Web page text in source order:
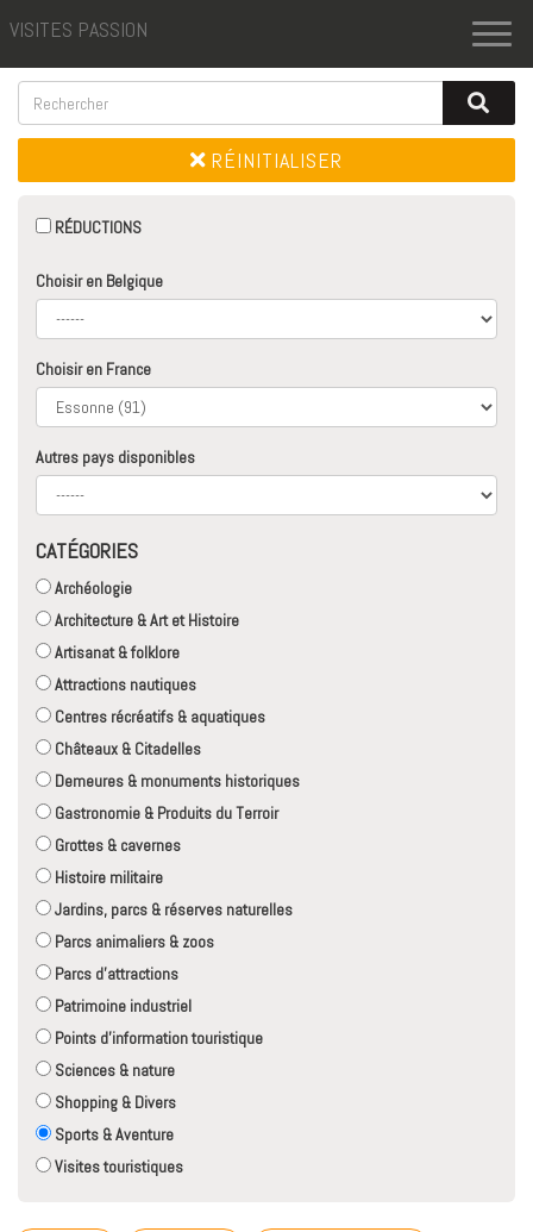
VISITES PASSION
RÉINITIALISER
RÉDUCTIONS
Choisir en Belgique
Choisir en France
Autres pays disponibles
CATÉGORIES
Archéologie
Architecture & Art et Histoire
Artisanat & folklore
Attractions nautiques
Centres récréatifs & aquatiques
Châteaux & Citadelles
Demeures & monuments historiques
Gastronomie & Produits du Terroir
Grottes & cavernes
Histoire militaire
Jardins, parcs & réserves naturelles
Parcs animaliers & zoos
Parcs d'attractions
Patrimoine industriel
Points d'information touristique
Sciences & nature
Shopping & Divers
Sports & Aventure
Visites touristiques